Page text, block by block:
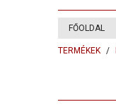
FŐOLDAL
TERMÉKEK